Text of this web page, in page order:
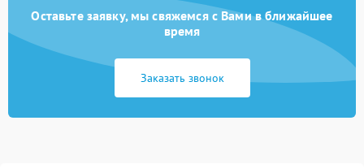
Оставьте заявку, мы свяжемся с Вами в ближайшее
время
Заказать звонок